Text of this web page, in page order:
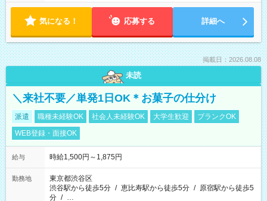
気になる！ 応募する 詳細へ
掲載日：2026.08.08
未読
＼来社不要／単発1日OK＊お菓子の仕分け
派遣 職種未経験OK 社会人未経験OK 大学生歓迎
ブランクOK
WEB登録・面接OK
給与 時給1,500円～1,875円
勤務地
東京都渋谷区
渋谷駅から徒歩5分 / 恵比寿駅から徒歩5分 / 原宿駅から徒歩5
分 / …